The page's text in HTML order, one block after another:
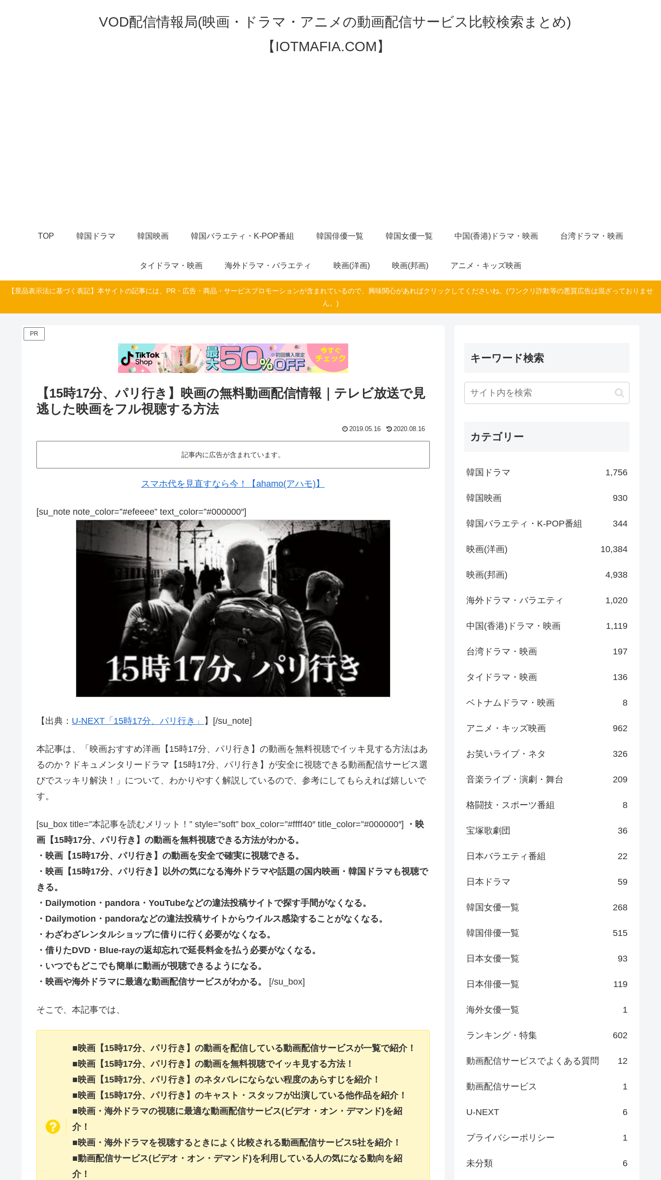
VOD配信情報局(映画・ドラマ・アニメの動画配信サービス比較検索まとめ)
【IOTMAFIA.COM】
TOP 韓国ドラマ 韓国映画 韓国バラエティ・K-POP番組 韓国俳優一覧 韓国女優一覧 中国(香港)ドラマ・映画 台湾ドラマ・映画
タイドラマ・映画 海外ドラマ・バラエティ 映画(洋画) 映画(邦画) アニメ・キッズ映画
【景品表示法に基づく表記】本サイトの記事には、PR・広告・商品・サービスプロモーションが含まれているので、興味関心があればクリックしてくださいね。(ワンクリ詐欺等の悪質広告は混ざっておりませ
ん。)
PR
【15時17分、パリ行き】映画の無料動画配信情報｜テレビ放送で見
逃した映画をフル視聴する方法
2019.05.16 2020.08.16
記事内に広告が含まれています。
スマホ代を見直すなら今！【ahamo(アハモ)】
[su_note note_color=”#efeeee” text_color=”#000000″]
【出典： U-NEXT「15時17分、パリ行き」 】[/su_note]
本記事は、「映画おすすめ洋画【15時17分、パリ行き】の動画を無料視聴でイッキ見する方法はあ
るのか？ドキュメンタリードラマ【15時17分、パリ行き】が安全に視聴できる動画配信サービス選
びでスッキリ解決！」について、わかりやすく解説しているので、参考にしてもらえれば嬉しいで
す。
[su_box title=”本記事を読むメリット！” style=”soft” box_color=”#ffff40″ title_color=”#000000″]
・映
画【15時17分、パリ行き】の動画を無料視聴できる方法がわかる。
・映画【15時17分、パリ行き】の動画を安全で確実に視聴できる。
・映画【15時17分、パリ行き】以外の気になる海外ドラマや話題の国内映画・韓国ドラマも視聴で
きる。
・Dailymotion・pandora・YouTubeなどの違法投稿サイトで探す手間がなくなる。
・Dailymotion・pandoraなどの違法投稿サイトからウイルス感染することがなくなる。
・わざわざレンタルショップに借りに行く必要がなくなる。
・借りたDVD・Blue-rayの返却忘れで延長料金を払う必要がなくなる。
・いつでもどこでも簡単に動画が視聴できるようになる。
・映画や海外ドラマに最適な動画配信サービスがわかる。
[/su_box]
そこで、本記事では、
■映画【15時17分、パリ行き】の動画を配信している動画配信サービスが一覧で紹介！
■映画【15時17分、パリ行き】の動画を無料視聴でイッキ見する方法！
■映画【15時17分、パリ行き】のネタバレにならない程度のあらすじを紹介！
■映画【15時17分、パリ行き】のキャスト・スタッフが出演している他作品を紹介！
■映画・海外ドラマの視聴に最適な動画配信サービス(ビデオ・オン・デマンド)を紹
介！
■映画・海外ドラマを視聴するときによく比較される動画配信サービス5社を紹介！
■動画配信サービス(ビデオ・オン・デマンド)を利用している人の気になる動向を紹
介！
キーワード検索
カテゴリー
韓国ドラマ 1,756
韓国映画 930
韓国バラエティ・K-POP番組 344
映画(洋画) 10,384
映画(邦画) 4,938
海外ドラマ・バラエティ 1,020
中国(香港)ドラマ・映画 1,119
台湾ドラマ・映画 197
タイドラマ・映画 136
ベトナムドラマ・映画 8
アニメ・キッズ映画 962
お笑いライブ・ネタ 326
音楽ライブ・演劇・舞台 209
格闘技・スポーツ番組 8
宝塚歌劇団 36
日本バラエティ番組 22
日本ドラマ 59
韓国女優一覧 268
韓国俳優一覧 515
日本女優一覧 93
日本俳優一覧 119
海外女優一覧 1
ランキング・特集 602
動画配信サービスでよくある質問 12
動画配信サービス 1
U-NEXT 6
プライバシーポリシー 1
未分類 6